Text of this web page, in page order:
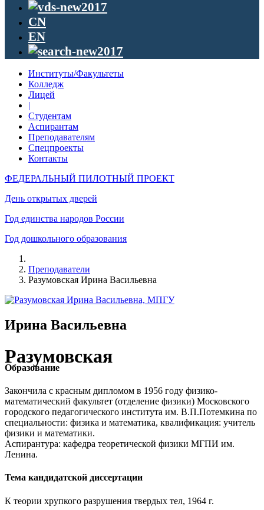
CN
EN
Институты/Факультеты
Колледж
Лицей
|
Студентам
Аспирантам
Преподавателям
Спецпроекты
Контакты
ФЕДЕРАЛЬНЫЙ ПИЛОТНЫЙ ПРОЕКТ
День открытых дверей
Год единства народов России
Год дошкольного образования
Преподаватели
Разумовская Ирина Васильевна
Ирина Васильевна
Разумовская
Образование
Закончила с красным дипломом в 1956 году физико-
математический факультет (отделение физики) Московского
городского педагогического института им. В.П.Потемкина по
специальности: физика и математика, квалификация: учитель
физики и математики.
Аспирантура: кафедра теоретической физики МГПИ им.
Ленина.
Тема кандидатской диссертации
К теории хрупкого разрушения твердых тел, 1964 г.